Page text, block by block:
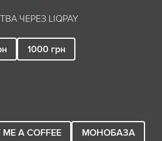
ЧЕРЕЗ LIQPAY
1000 грн
ME A COFFEE
МОНОБАЗА